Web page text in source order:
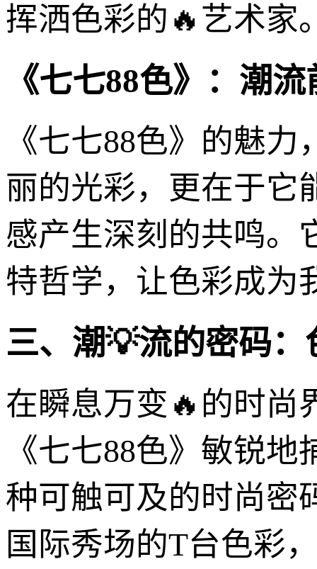
挥洒色彩的🔥艺术家
《七七88色》：潮
《七七88色》的魅
丽的光彩，更在于它
感产生深刻的共鸣。
特哲学，让色彩成为
三、潮💡流的密码
在瞬息万变🔥的时尚
《七七88色》敏锐
种可触可及的时尚密
国际秀场的T台色彩